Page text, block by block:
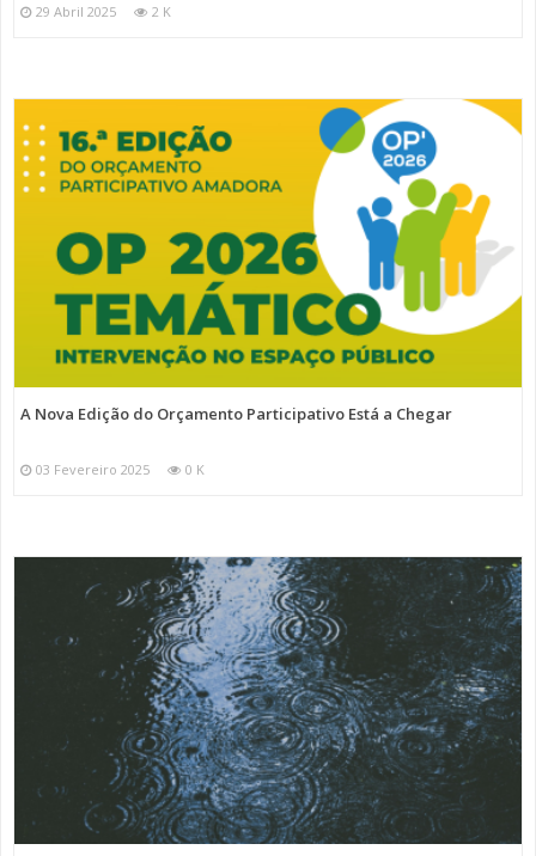
29 Abril 2025 2 K
A Nova Edição do Orçamento Participativo Está a Chegar
03 Fevereiro 2025 0 K